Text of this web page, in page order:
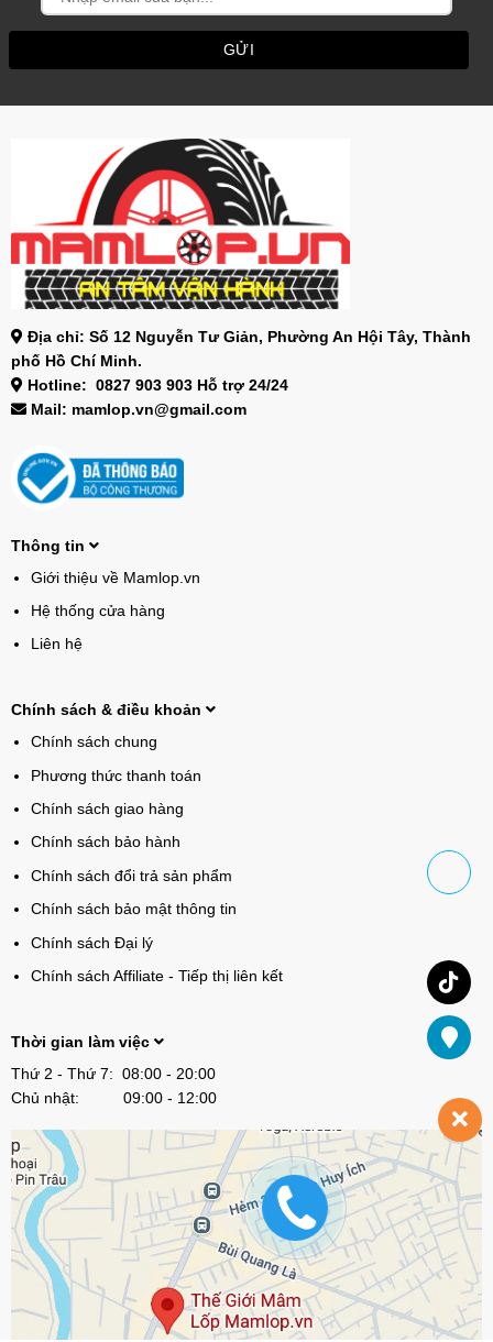
Địa chỉ: Số 12 Nguyễn Tư Giản, Phường An Hội Tây, Thành
phố Hồ Chí Minh.
Hotline: 0827 903 903 Hỗ trợ 24/24
Mail: mamlop.vn@gmail.com
Thông tin
Giới thiệu về Mamlop.vn
Hệ thống cửa hàng
Liên hệ
Chính sách & điều khoản
Chính sách chung
Phương thức thanh toán
Chính sách giao hàng
Chính sách bảo hành
Chính sách đổi trả sản phẩm
Chính sách bảo mật thông tin
Chính sách Đại lý
Chính sách Affiliate - Tiếp thị liên kết
Thời gian làm việc
Thứ 2 - Thứ 7: 08:00 - 20:00
Chủ nhật: 09:00 - 12:00